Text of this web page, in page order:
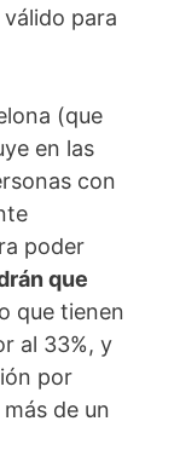
para
(que
en las
con
poder
que
que tienen
al 33%, y
por
de un